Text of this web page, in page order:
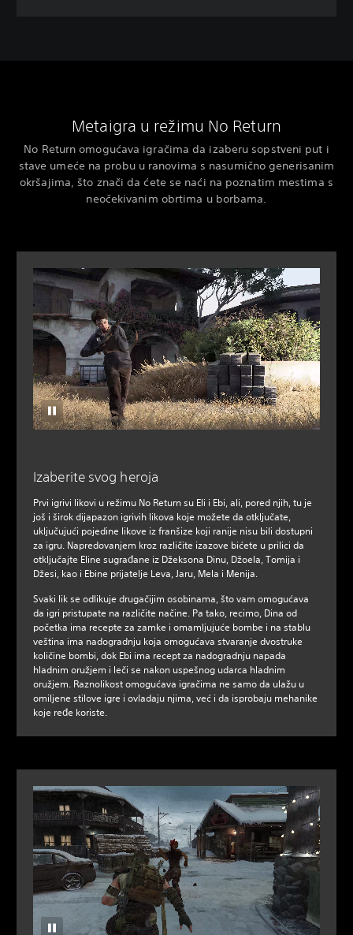
Metaigra u režimu No Return
No Return omogućava igračima da izaberu sopstveni put i
stave umeće na probu u ranovima s nasumično generisanim
okršajima, što znači da ćete se naći na poznatim mestima s
neočekivanim obrtima u borbama.
Izaberite svog heroja
Prvi igrivi likovi u režimu No Return su Eli i Ebi, ali, pored njih, tu je
još i širok dijapazon igrivih likova koje možete da otključate,
uključujući pojedine likove iz franšize koji ranije nisu bili dostupni
za igru. Napredovanjem kroz različite izazove bićete u prilici da
otključajte Eline sugrađane iz Džeksona Dinu, Džoela, Tomija i
Džesi, kao i Ebine prijatelje Leva, Jaru, Mela i Menija.
Svaki lik se odlikuje drugačijim osobinama, što vam omogućava
da igri pristupate na različite načine. Pa tako, recimo, Dina od
početka ima recepte za zamke i omamljujuće bombe i na stablu
veština ima nadogradnju koja omogućava stvaranje dvostruke
količine bombi, dok Ebi ima recept za nadogradnju napada
hladnim oružjem i leči se nakon uspešnog udarca hladnim
oružjem. Raznolikost omogućava igračima ne samo da ulažu u
omiljene stilove igre i ovladaju njima, već i da isprobaju mehanike
koje ređe koriste.